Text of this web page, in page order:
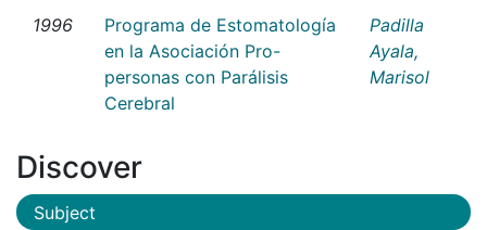
1996
Programa de Estomatología
en la Asociación Pro-
personas con Parálisis
Cerebral
Padilla
Ayala,
Marisol
Discover
Subject